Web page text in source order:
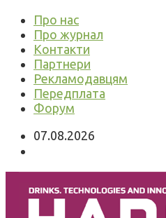
Про нас
Про журнал
Контакти
Партнери
Рекламодавцям
Передплата
Форум
07.08.2026